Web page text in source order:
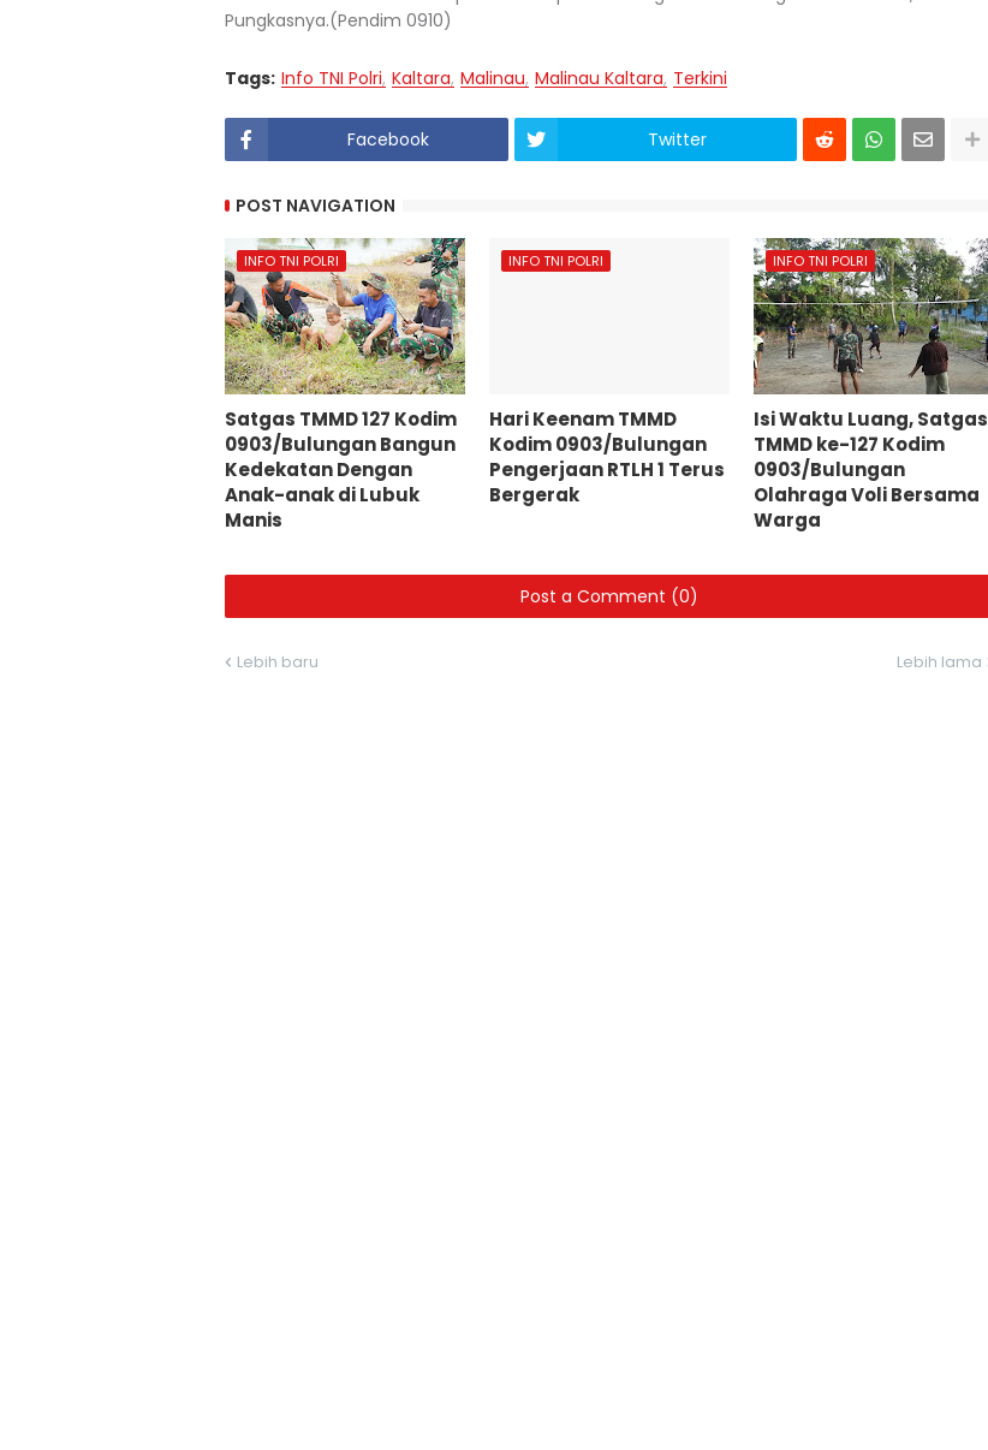
Pungkasnya.(Pendim 0910)
Tags: Info TNI Polri Kaltara Malinau Malinau Kaltara Terkini
Facebook Twitter
POST NAVIGATION
INFO TNI POLRI
Satgas TMMD 127 Kodim
0903/Bulungan Bangun
Kedekatan Dengan
Anak-anak di Lubuk
Manis
INFO TNI POLRI
Hari Keenam TMMD
Kodim 0903/Bulungan
Pengerjaan RTLH 1 Terus
Bergerak
INFO TNI POLRI
Isi Waktu Luang, Satgas
TMMD ke-127 Kodim
0903/Bulungan
Olahraga Voli Bersama
Warga
Post a Comment (0)
Lebih baru Lebih lama